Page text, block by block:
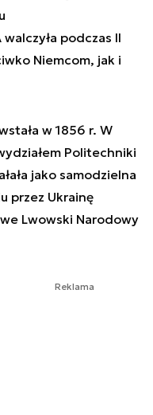
podczas II
Niemcom, jak i
w 1856 r. W
Politechniki
jako samodzielna
przez Ukrainę
Lwowski Narodowy
Reklama